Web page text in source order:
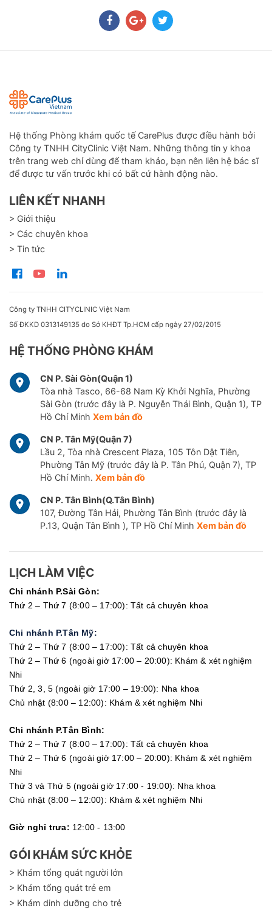
Hệ thống Phòng khám quốc tế CarePlus được điều hành bởi
Công ty TNHH CityClinic Việt Nam. Những thông tin y khoa
trên trang web chỉ dùng để tham khảo, bạn nên liên hệ bác sĩ
để được tư vấn trước khi có bất cứ hành động nào.
LIÊN KẾT NHANH
> Giới thiệu
> Các chuyên khoa
> Tin tức
Công ty TNHH CITYCLINIC Việt Nam
Số ĐKKD 0313149135 do Sở KHĐT Tp.HCM cấp ngày 27/02/2015
HỆ THỐNG PHÒNG KHÁM
CN P. Sài Gòn(Quận 1)
Tòa nhà Tasco, 66-68 Nam Kỳ Khởi Nghĩa, Phường
Sài Gòn (trước đây là P. Nguyễn Thái Bình, Quận 1), TP
Hồ Chí Minh Xem bản đồ
CN P. Tân Mỹ(Quận 7)
Lầu 2, Tòa nhà Crescent Plaza, 105 Tôn Dật Tiên,
Phường Tân Mỹ (trước đây là P. Tân Phú, Quận 7), TP
Hồ Chí Minh. Xem bản đồ
CN P. Tân Bình(Q.Tân Bình)
107, Đường Tân Hải, Phường Tân Bình (trước đây là
P.13, Quận Tân Bình ), TP Hồ Chí Minh Xem bản đồ
LỊCH LÀM VIỆC
Chi nhánh P.Sài Gòn:
Thứ 2 – Thứ 7 (8:00 – 17:00): Tất cả chuyên khoa
Chi nhánh P.Tân Mỹ:
Thứ 2 – Thứ 7 (8:00 – 17:00): Tất cả chuyên khoa
Thứ 2 – Thứ 6 (ngoài giờ 17:00 – 20:00): Khám & xét nghiệm
Nhi
Thứ 2, 3, 5 (ngoài giờ 17:00 – 19:00): Nha khoa
Chủ nhật (8:00 – 12:00): Khám & xét nghiệm Nhi
Chi nhánh P.Tân Bình:
Thứ 2 – Thứ 7 (8:00 – 17:00): Tất cả chuyên khoa
Thứ 2 – Thứ 6 (ngoài giờ 17:00 – 20:00): Khám & xét nghiệm
Nhi
Thứ 3 và Thứ 5 (ngoài giờ 17:00 - 19:00): Nha khoa
Chủ nhật (8:00 – 12:00): Khám & xét nghiệm Nhi
Giờ nghỉ trưa: 12:00 - 13:00
GÓI KHÁM SỨC KHỎE
> Khám tổng quát người lớn
> Khám tổng quát trẻ em
> Khám dinh dưỡng cho trẻ